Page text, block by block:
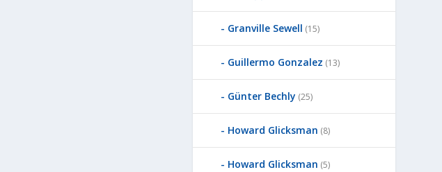
Granville Sewell (15)
Guillermo Gonzalez (13)
Günter Bechly (25)
Howard Glicksman (8)
Howard Glicksman (5)